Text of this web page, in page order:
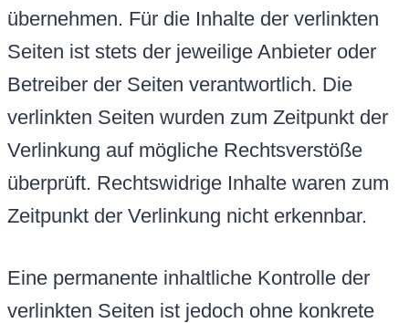
übernehmen. Für die Inhalte der verlinkten
Seiten ist stets der jeweilige Anbieter oder
Betreiber der Seiten verantwortlich. Die
verlinkten Seiten wurden zum Zeitpunkt der
Verlinkung auf mögliche Rechtsverstöße
überprüft. Rechtswidrige Inhalte waren zum
Zeitpunkt der Verlinkung nicht erkennbar.
Eine permanente inhaltliche Kontrolle der
verlinkten Seiten ist jedoch ohne konkrete